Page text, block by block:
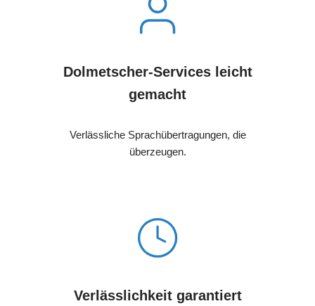
Dolmetscher-Services leicht
gemacht
Verlässliche Sprachübertragungen, die
überzeugen.
Verlässlichkeit garantiert